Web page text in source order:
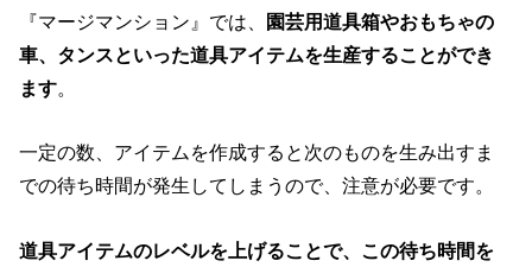
『マージマンション』では、 園芸用道具箱やおもちゃの
車、タンスといった道具アイテムを生産することができ
ます。
一定の数、アイテムを作成すると次のものを生み出すま
での待ち時間が発生してしまうので、注意が必要です。
道具アイテムのレベルを上げることで、この待ち時間を